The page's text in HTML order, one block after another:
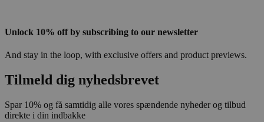
Unlock 10% off by subscribing to our newsletter
And stay in the loop, with exclusive offers and product previews.
Tilmeld dig nyhedsbrevet
Spar 10% og få samtidig alle vores spændende nyheder og tilbud
direkte i din indbakke